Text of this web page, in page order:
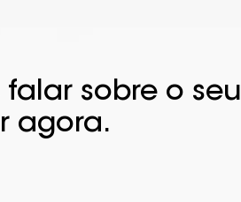
falar sobre o seu
agora.